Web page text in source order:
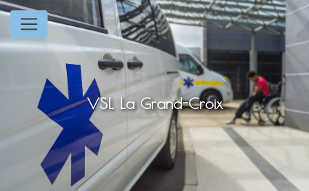
VSL La Grand-Croix
Panneau de gestion des cookies